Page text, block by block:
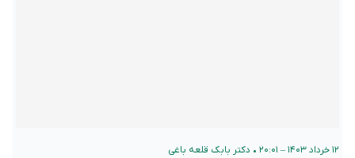
۱۲ خرداد ۱۴۰۳ – ۲۰:۰۱ • دکتر بابک قلعه‌ باغی